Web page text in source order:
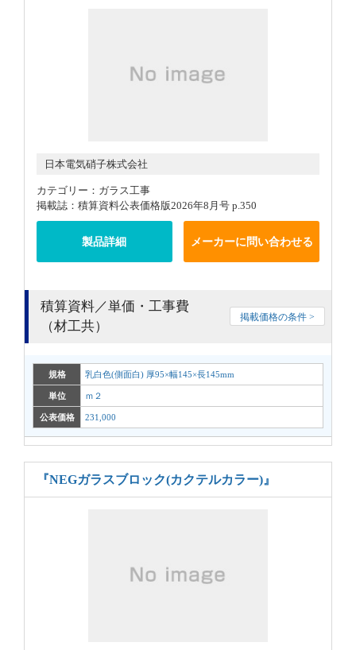
日本電気硝子株式会社
カテゴリー：ガラス工事
掲載誌：積算資料公表価格版2026年8月号 p.350
製品詳細 メーカーに問い合わせる
積算資料／単価・工事費
（材工共）
掲載価格の条件 >
規格 乳白色(側面白) 厚95×幅145×長145mm
単位 ｍ２
公表価格 231,000
『NEGガラスブロック(カクテルカラー)』